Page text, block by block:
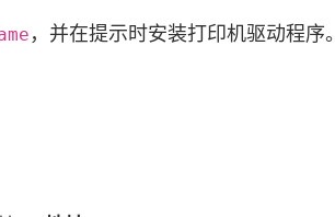
，并在提示时安装打印机驱动程序。